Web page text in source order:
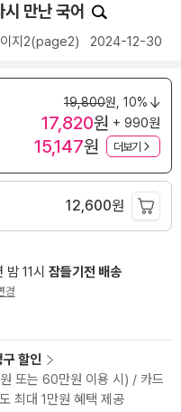
만난 국어
지2(page2) 2024-12-30
19,800원, 10%
17,820원 + 990원
15,147원 더보기
12,600원
11시 잠들기전 배송
경
할인
또는 60만원 이용 시) / 카드
최대 1만원 혜택 제공